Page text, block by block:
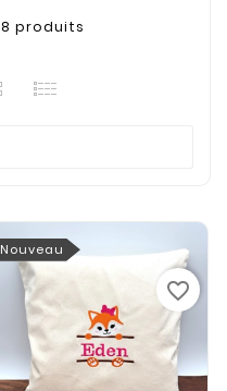
8 produits
Nouveau
favorite_border